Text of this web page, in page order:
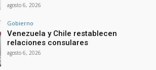
agosto 6, 2026
Gobierno
Venezuela y Chile restablecen
relaciones consulares
agosto 6, 2026